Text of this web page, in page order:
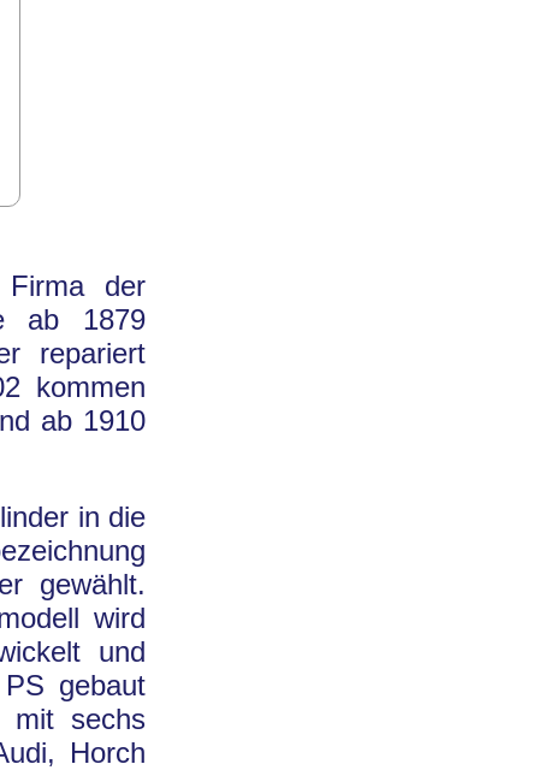
der
ab 1879
repariert
kommen
ab 1910
in die
gewählt.
wird
und
gebaut
mit sechs
Horch